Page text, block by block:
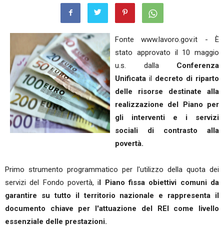
Fonte www.lavoro.gov.it - È
stato approvato il 10 maggio
u.s. dalla Conferenza
Unificata il decreto di riparto
delle risorse destinate alla
realizzazione del Piano per
gli interventi e i servizi
sociali di contrasto alla
povertà.
Primo strumento programmatico per l'utilizzo della quota dei
servizi del Fondo povertà, il Piano fissa obiettivi comuni da
garantire su tutto il territorio nazionale e rappresenta il
documento chiave per l'attuazione del REI come livello
essenziale delle prestazioni.